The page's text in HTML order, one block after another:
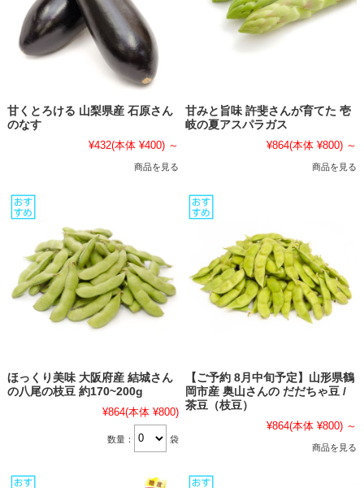
甘くとろける 山梨県産 石原さん
のなす
¥432(本体 ¥400) ～
商品を見る
甘みと旨味 許斐さんが育てた 壱
岐の夏アスパラガス
¥864(本体 ¥800) ～
商品を見る
ほっくり美味 大阪府産 結城さん
の八尾の枝豆 約170~200g
¥864(本体 ¥800)
数量： 袋
【ご予約 8月中旬予定】山形県鶴
岡市産 奥山さんの だだちゃ豆 /
茶豆（枝豆）
¥864(本体 ¥800) ～
商品を見る